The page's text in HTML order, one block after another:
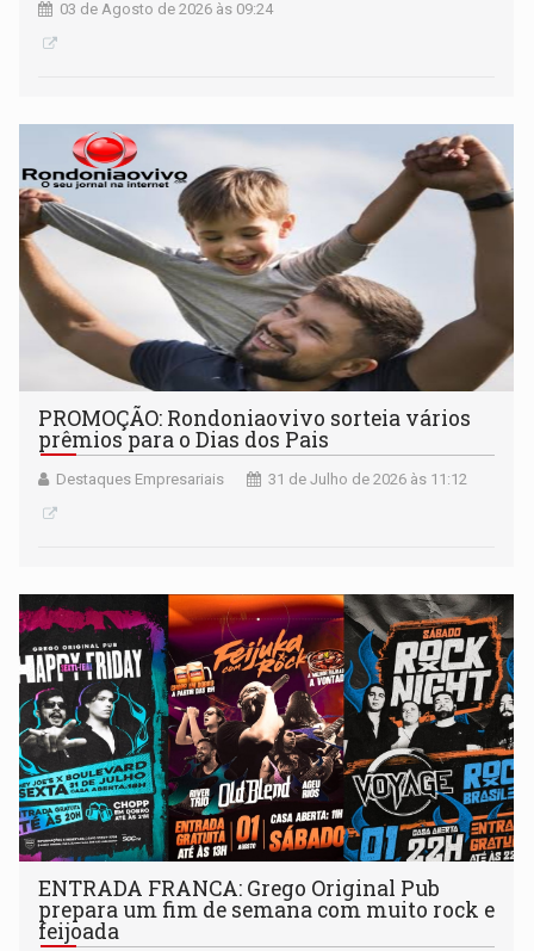
03 de Agosto de 2026 às 09:24
PROMOÇÃO: Rondoniaovivo sorteia vários
prêmios para o Dias dos Pais
Destaques Empresariais 31 de Julho de 2026 às 11:12
ENTRADA FRANCA: Grego Original Pub
prepara um fim de semana com muito rock e
feijoada